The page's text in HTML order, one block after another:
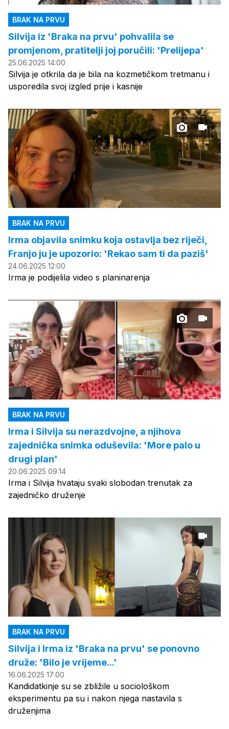
BRAK NA PRVU
Silvija iz 'Braka na prvu' pohvalila se
promjenom, pratitelji joj poručili: 'Prelijepa'
25.06.2025 14:00
Silvija je otkrila da je bila na kozmetičkom tretmanu i
usporedila svoj izgled prije i kasnije
BRAK NA PRVU
Irma objavila snimku koja ostavlja bez riječi,
Franjo ju je upozorio: 'Rekao sam ti da paziš'
24.06.2025 12:00
Irma je podijelila video s planinarenja
BRAK NA PRVU
Irma i Silvija su nerazdvojne, a njihova
zajednička snimka oduševila: 'More palo u
drugi plan'
20.06.2025 09:14
Irma i Silvija hvataju svaki slobodan trenutak za
zajedničko druženje
BRAK NA PRVU
Silvija i Irma iz 'Braka na prvu' se ponovno
druže: 'Bilo je vrijeme...'
16.06.2025 17:00
Kandidatkinje su se zbližile u sociološkom
eksperimentu pa su i nakon njega nastavila s
druženjima